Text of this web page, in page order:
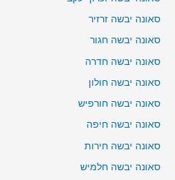
סאונה יבשה זרזיר
סאונה יבשה חגור
סאונה יבשה חדרה
סאונה יבשה חולון
סאונה יבשה חורפיש
סאונה יבשה חיפה
סאונה יבשה חירות
סאונה יבשה חלמיש